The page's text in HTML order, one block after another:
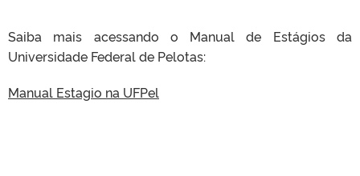
Saiba mais acessando o Manual de Estágios da
Universidade Federal de Pelotas:
Manual Estagio na UFPel